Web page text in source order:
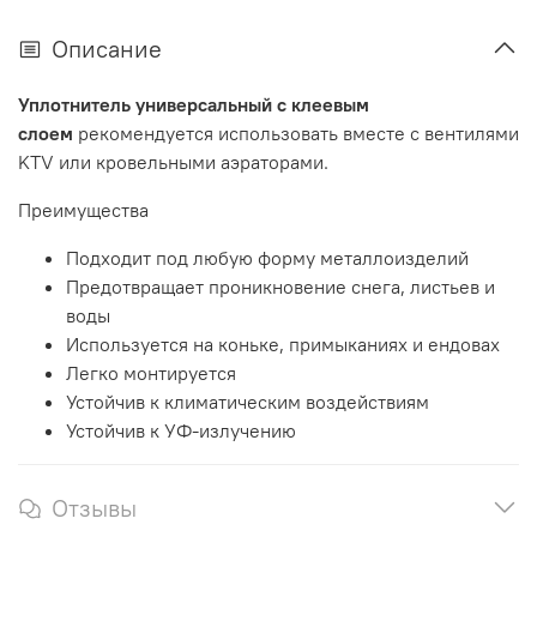
Описание
Уплотнитель универсальный с клеевым
слоем рекомендуется использовать вместе с вентилями
KTV или кровельными аэраторами.
Преимущества
Подходит под любую форму металлоизделий
Предотвращает проникновение снега, листьев и
воды
Используется на коньке, примыканиях и ендовах
Легко монтируется
Устойчив к климатическим воздействиям
Устойчив к УФ-излучению
Отзывы